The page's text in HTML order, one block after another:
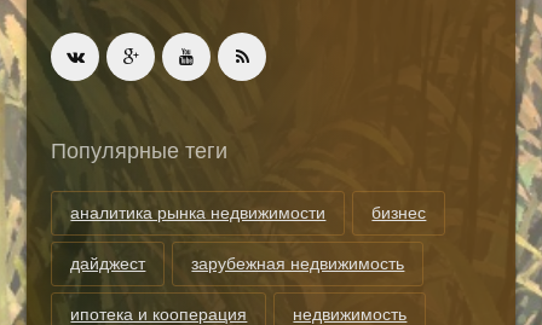
Популярные теги
аналитика рынка недвижимости бизнес
дайджест зарубежная недвижимость
ипотека и кооперация недвижимость